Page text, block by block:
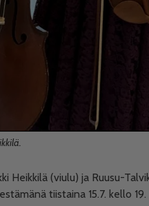
Heikkilä (viulu) ja Ruusu-
tiistaina 15.7. kello